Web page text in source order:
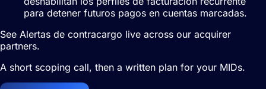
para detener futuros pagos en cuentas marcadas.
See Alertas de contracargo live across our acquirer
partners.
A short scoping call, then a written plan for your MIDs.